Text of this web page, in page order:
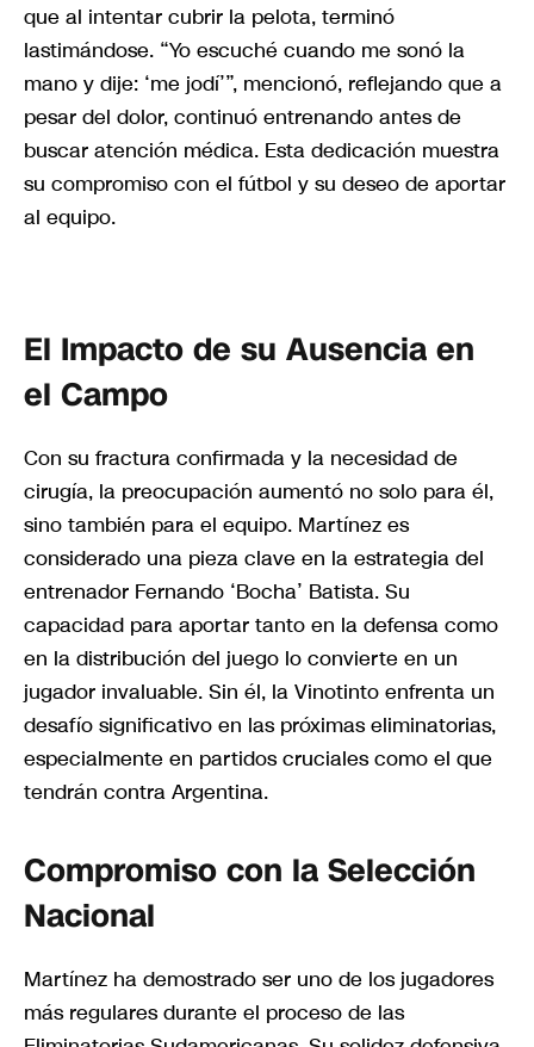
que al intentar cubrir la pelota, terminó
lastimándose. “Yo escuché cuando me sonó la
mano y dije: ‘me jodí’”, mencionó, reflejando que a
pesar del dolor, continuó entrenando antes de
buscar atención médica. Esta dedicación muestra
su compromiso con el fútbol y su deseo de aportar
al equipo.
El Impacto de su Ausencia en
el Campo
Con su fractura confirmada y la necesidad de
cirugía, la preocupación aumentó no solo para él,
sino también para el equipo. Martínez es
considerado una pieza clave en la estrategia del
entrenador Fernando ‘Bocha’ Batista. Su
capacidad para aportar tanto en la defensa como
en la distribución del juego lo convierte en un
jugador invaluable. Sin él, la Vinotinto enfrenta un
desafío significativo en las próximas eliminatorias,
especialmente en partidos cruciales como el que
tendrán contra Argentina.
Compromiso con la Selección
Nacional
Martínez ha demostrado ser uno de los jugadores
más regulares durante el proceso de las